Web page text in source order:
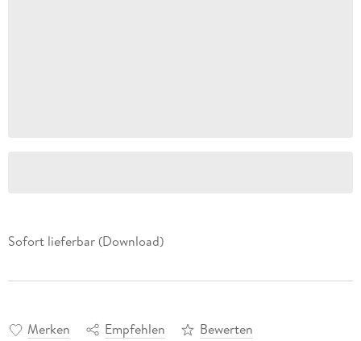
Sofort lieferbar (Download)
Merken Empfehlen Bewerten